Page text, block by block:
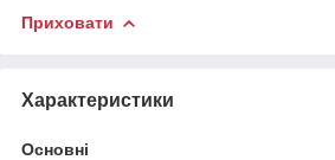
Приховати
Характеристики
Основні